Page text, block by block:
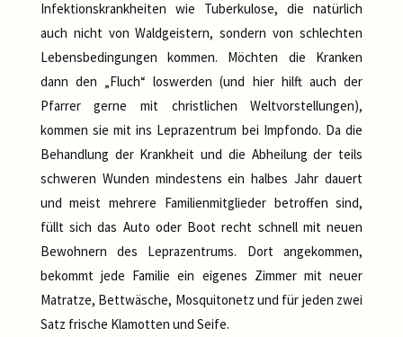
Infektionskrankheiten wie Tuberkulose, die natürlich
auch nicht von Waldgeistern, sondern von schlechten
Lebensbedingungen kommen. Möchten die Kranken
dann den „Fluch“ loswerden (und hier hilft auch der
Pfarrer gerne mit christlichen Weltvorstellungen),
kommen sie mit ins Leprazentrum bei Impfondo. Da die
Behandlung der Krankheit und die Abheilung der teils
schweren Wunden mindestens ein halbes Jahr dauert
und meist mehrere Familienmitglieder betroffen sind,
füllt sich das Auto oder Boot recht schnell mit neuen
Bewohnern des Leprazentrums. Dort angekommen,
bekommt jede Familie ein eigenes Zimmer mit neuer
Matratze, Bettwäsche, Mosquitonetz und für jeden zwei
Satz frische Klamotten und Seife.